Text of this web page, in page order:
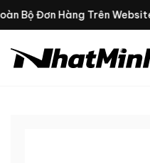
Chuyển
dung
Bộ Đơn Hàng Trên